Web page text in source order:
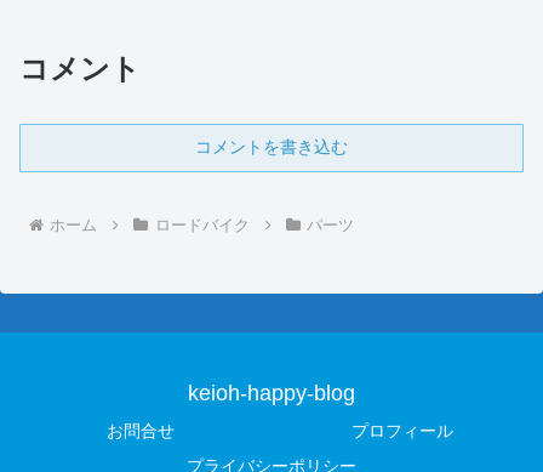
コメント
コメントを書き込む
ホーム ロードバイク パーツ
keioh-happy-blog
お問合せ
プロフィール
プライバシーポリシー